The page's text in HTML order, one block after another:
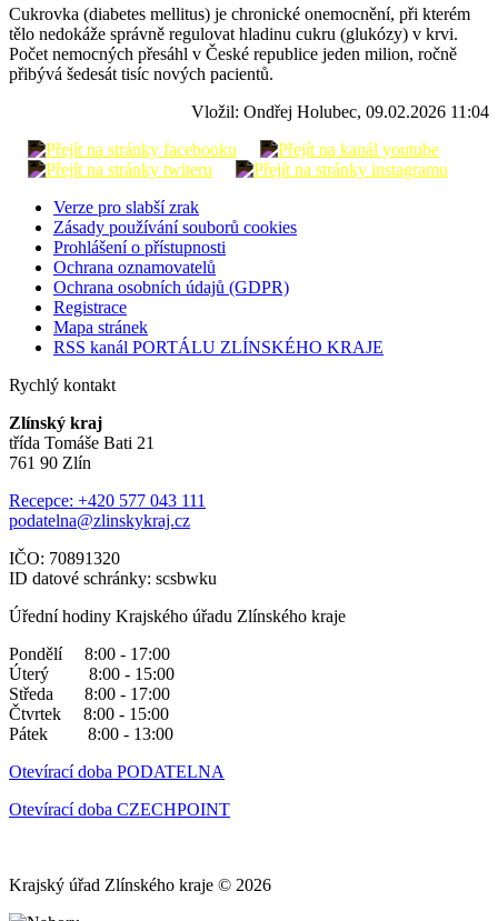
Cukrovka (diabetes mellitus) je chronické onemocnění, při kterém
tělo nedokáže správně regulovat hladinu cukru (glukózy) v krvi.
Počet nemocných přesáhl v České republice jeden milion, ročně
přibývá šedesát tisíc nových pacientů.
Vložil: Ondřej Holubec, 09.02.2026 11:04
Verze pro slabší zrak
Zásady používání souborů cookies
Prohlášení o přístupnosti
Ochrana oznamovatelů
Ochrana osobních údajů (GDPR)
Registrace
Mapa stránek
RSS kanál PORTÁLU ZLÍNSKÉHO KRAJE
Rychlý kontakt
Zlínský kraj
třída Tomáše Bati 21
761 90 Zlín
Recepce: +420 577 043 111
podatelna@zlinskykraj.cz
IČO: 70891320
ID datové schránky: scsbwku
Úřední hodiny Krajského úřadu Zlínského kraje
Pondělí 8:00 - 17:00
Úterý 8:00 - 15:00
Středa 8:00 - 17:00
Čtvrtek 8:00 - 15:00
Pátek 8:00 - 13:00
Otevírací doba PODATELNA
Otevírací doba CZECHPOINT
Krajský úřad Zlínského kraje © 2026